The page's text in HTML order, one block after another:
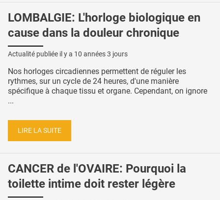
LOMBALGIE: L'horloge biologique en
cause dans la douleur chronique
Actualité publiée il y a 10 années 3 jours
Nos horloges circadiennes permettent de réguler les
rythmes, sur un cycle de 24 heures, d'une manière
spécifique à chaque tissu et organe. Cependant, on ignore
...
LIRE LA SUITE
CANCER de l'OVAIRE: Pourquoi la
toilette intime doit rester légère